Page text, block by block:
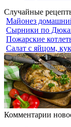
Случайные
Майонез
Сырники по
Пожарские
Салат с яйцом,
Комментарии